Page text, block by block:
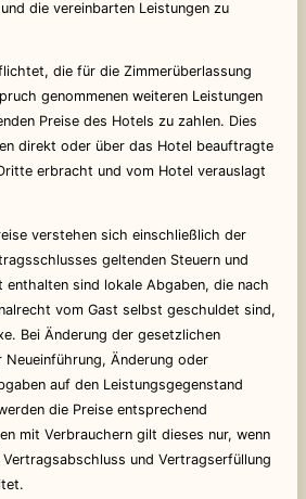
die vereinbarten Leistungen zu
die für die Zimmerüberlassung
genommenen weiteren Leistungen
Preise des Hotels zu zahlen. Dies
direkt oder über das Hotel beauftragte
erbracht und vom Hotel verauslagt
verstehen sich einschließlich der
geltenden Steuern und
enthalten sind lokale Abgaben, die nach
vom Gast selbst geschuldet sind,
Bei Änderung der gesetzlichen
Änderung oder
auf den Leistungsgegenstand
die Preise entsprechend
mit Verbrauchern gilt dieses nur, wenn
und Vertragserfüllung